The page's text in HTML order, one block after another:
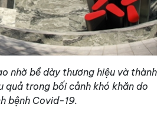
nhờ bề dày thương hiệu và thành
quả trong bối cảnh khó khăn do
bệnh Covid-19.